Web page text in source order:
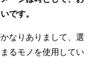
です。
なりありまして、選
るモノを使用してい